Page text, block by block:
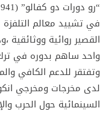
في تشييد معالم
القصير روائية
واحد ساهم بدوره في
وتفتقر للدعم الكافي
لدى مخرجات ومخرجي
السينمائية حول الحرب